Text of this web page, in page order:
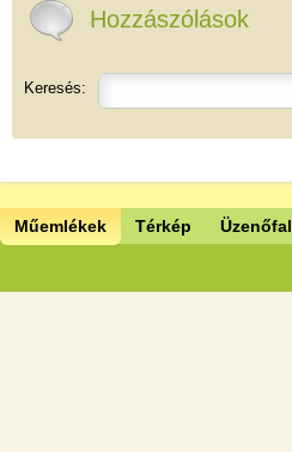
Hozzászólások
Keresés:
Műemlékek Térkép Üzenőfal